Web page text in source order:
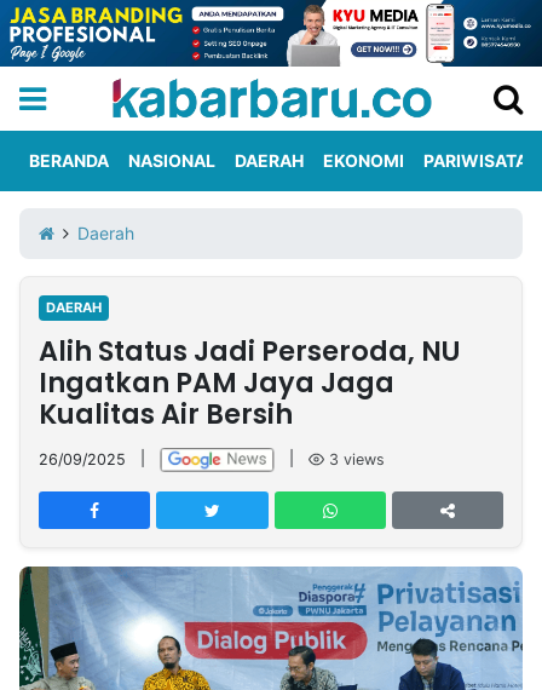
Iklan
Berita
Kami
Nasional
International
Olahraga
Entertainment
Daerah
Pariwisata
Kuliner
Kolom
Network
PT
TREETAN
INDONESIA
Partner
BERANDA NASIONAL DAERAH EKONOMI PARIWISATA
Daerah
DAERAH
Alih Status Jadi Perseroda, NU
Ingatkan PAM Jaya Jaga
Kualitas Air Bersih
26/09/2025 3 views